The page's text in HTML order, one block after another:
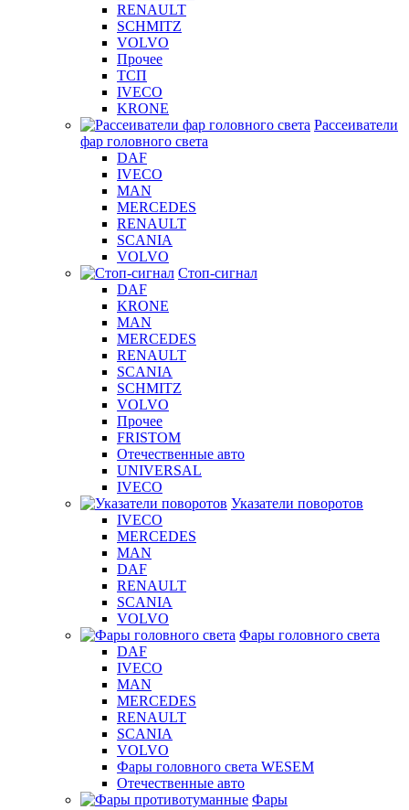
RENAULT
SCHMITZ
VOLVO
Прочее
ТСП
IVECO
KRONE
Рассеиватели
фар головного света
DAF
IVECO
MAN
MERCEDES
RENAULT
SCANIA
VOLVO
Стоп-сигнал
DAF
KRONE
MAN
MERCEDES
RENAULT
SCANIA
SCHMITZ
VOLVO
Прочее
FRISTOM
Отечественные авто
UNIVERSAL
IVECO
Указатели поворотов
IVECO
MERCEDES
MAN
DAF
RENAULT
SCANIA
VOLVO
Фары головного света
DAF
IVECO
MAN
MERCEDES
RENAULT
SCANIA
VOLVO
Фары головного света WESEM
Отечественные авто
Фары